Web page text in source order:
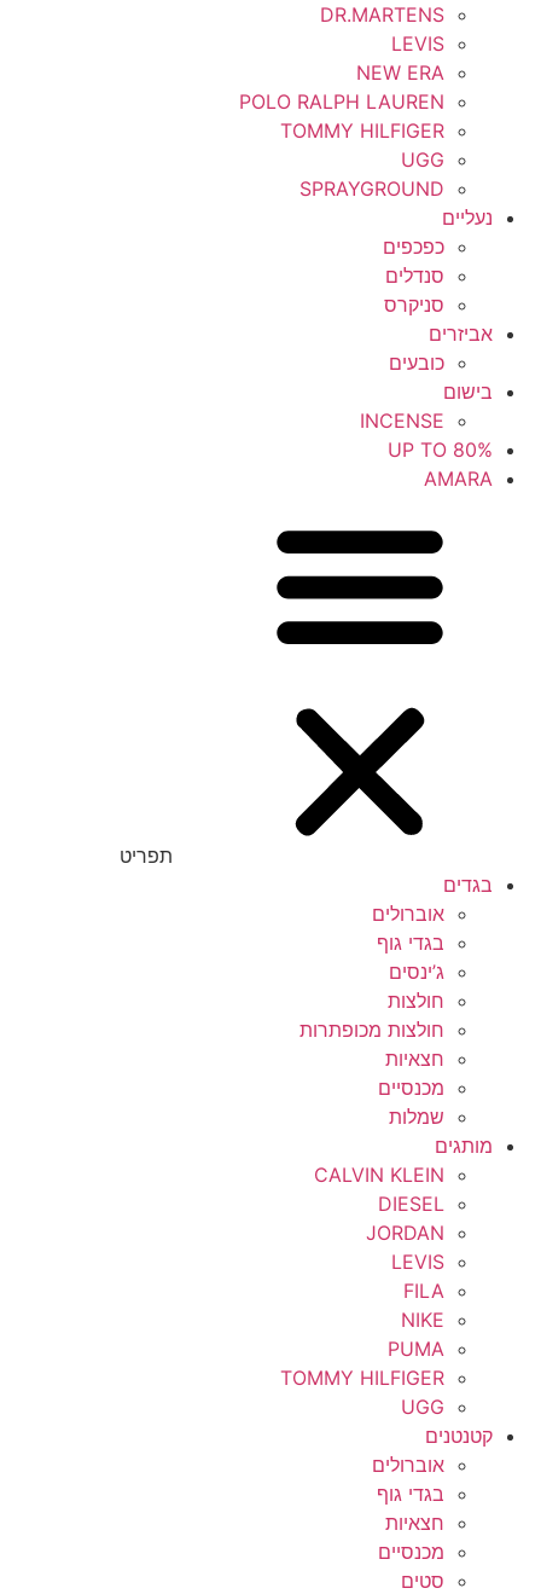
DR.MARTENS
LEVIS
NEW ERA
POLO RALPH LAUREN
TOMMY HILFIGER
UGG
SPRAYGROUND
נעליים
כפכפים
סנדלים
סניקרס
אביזרים
כובעים
בישום
INCENSE
UP TO 80%
AMARA
תפריט
בגדים
אוברולים
בגדי גוף
ג’ינסים
חולצות
חולצות מכופתרות
חצאיות
מכנסיים
שמלות
מותגים
CALVIN KLEIN
DIESEL
JORDAN
LEVIS
FILA
NIKE
PUMA
TOMMY HILFIGER
UGG
קטנטנים
אוברולים
בגדי גוף
חצאיות
מכנסיים
סטים